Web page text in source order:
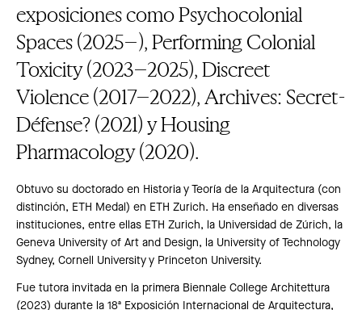
exposiciones como Psychocolonial
Spaces (2025–), Performing Colonial
Toxicity (2023–2025), Discreet
Violence (2017–2022), Archives: Secret-
Défense? (2021) y Housing
Pharmacology (2020).
Obtuvo su doctorado en Historia y Teoría de la Arquitectura (con
distinción, ETH Medal) en ETH Zurich. Ha enseñado en diversas
instituciones, entre ellas ETH Zurich, la Universidad de Zúrich, la
Geneva University of Art and Design, la University of Technology
Sydney, Cornell University y Princeton University.
Fue tutora invitada en la primera Biennale College Architettura
(2023) durante la 18ª Exposición Internacional de Arquitectura,